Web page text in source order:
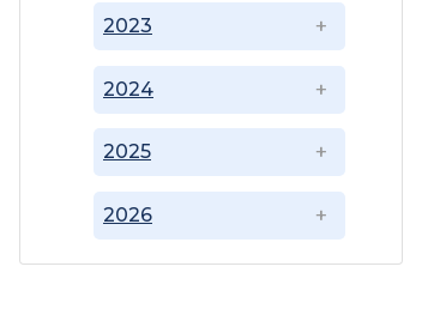
2023
2024
2025
2026